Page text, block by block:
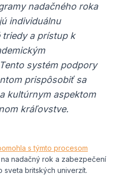
nadačného roka
individuálnu
triedy a prístup k
systém podpory
prispôsobiť sa
kultúrnym aspektom
kráľovstve.
s týmto procesom
nadačný rok a zabezpečení
britských univerzít.